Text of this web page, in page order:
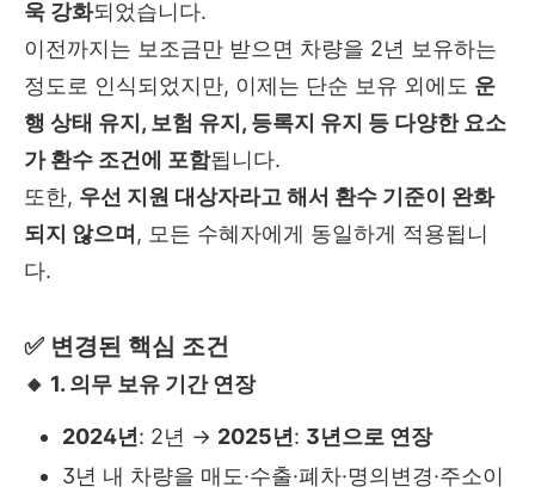
욱 강화되었습니다.
이전까지는 보조금만 받으면 차량을 2년 보유하는
정도로 인식되었지만, 이제는 단순 보유 외에도 운
행 상태 유지, 보험 유지, 등록지 유지 등 다양한 요소
가 환수 조건에 포함됩니다.
또한, 우선 지원 대상자라고 해서 환수 기준이 완화
되지 않으며 , 모든 수혜자에게 동일하게 적용됩니
다.
✅ 변경된 핵심 조건
🔸 1. 의무 보유 기간 연장
2024년: 2년 → 2025년: 3년으로 연장
3년 내 차량을 매도·수출·폐차·명의변경·주소이